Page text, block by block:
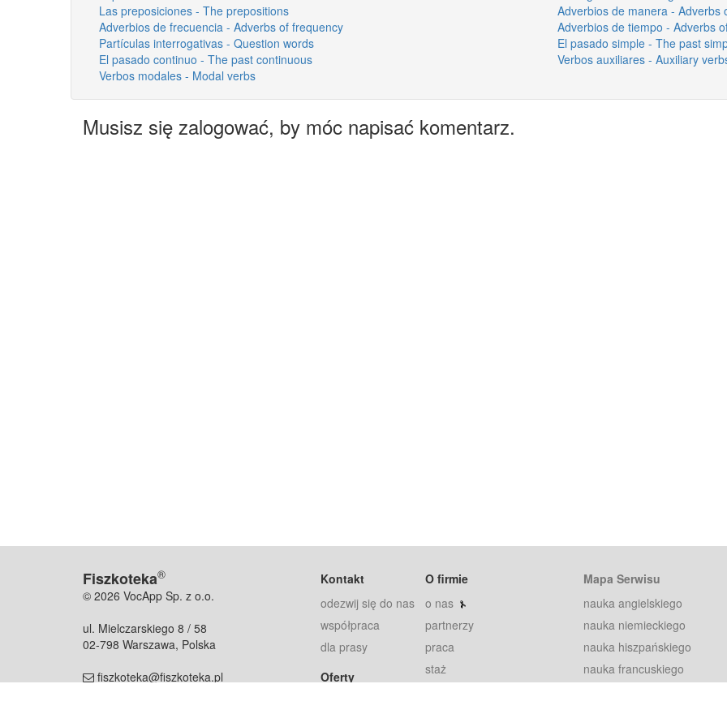
Las preposiciones - The prepositions
Adverbios de manera - Adverbs
Adverbios de frecuencia - Adverbs of frequency
Adverbios de tiempo - Adverbs
Partículas interrogativas - Question words
El pasado simple - The past
El pasado continuo - The past continuous
Verbos auxiliares - Auxiliary
Verbos modales - Modal verbs
Musisz się zalogować, by móc napisać komentarz.
Fiszkoteka®
© 2026 VocApp Sp. z o.o.
ul. Mielczarskiego 8 / 58
02-798 Warszawa, Polska
fiszkoteka@fiszkoteka.pl
Kontakt
odezwij się do nas
współpraca
dla prasy
Oferty
O firmie
o nas
partnerzy
praca
staż
Mapa Serwisu
nauka angielskiego
nauka niemieckiego
nauka hiszpańskiego
nauka francuskiego